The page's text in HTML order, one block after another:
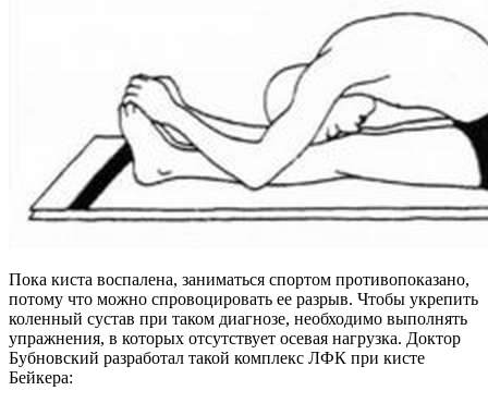
Пока киста воспалена, заниматься спортом противопоказано,
потому что можно спровоцировать ее разрыв. Чтобы укрепить
коленный сустав при таком диагнозе, необходимо выполнять
упражнения, в которых отсутствует осевая нагрузка. Доктор
Бубновский разработал такой комплекс ЛФК при кисте
Бейкера: